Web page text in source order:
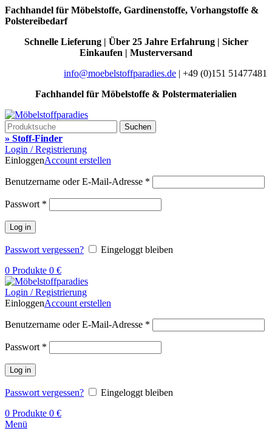
Fachhandel für Möbelstoffe, Gardinenstoffe, Vorhangstoffe &
Polstereibedarf
Schnelle Lieferung | Über 25 Jahre Erfahrung | Sicher
Einkaufen | Musterversand
info@moebelstoffparadies.de | +49 (0)151 51477481
Fachhandel für Möbelstoffe & Polstermaterialien
Suchen
» Stoff-Finder
Login / Registrierung
EinloggenAccount erstellen
Benutzername oder E-Mail-Adresse *
Passwort *
Log in
Passwort vergessen?
Eingeloggt bleiben
0 Produkte 0 €
Login / Registrierung
EinloggenAccount erstellen
Benutzername oder E-Mail-Adresse *
Passwort *
Log in
Passwort vergessen?
Eingeloggt bleiben
0 Produkte 0 €
Menü